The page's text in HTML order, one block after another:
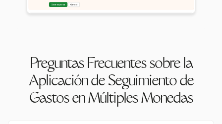
Preguntas Frecuentes sobre la
Aplicación de Seguimiento de
Gastos en Múltiples Monedas